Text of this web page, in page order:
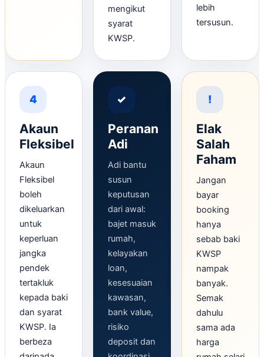
mengikut
syarat
KWSP.
lebih
tersusun.
4
Akaun
Fleksibel
Akaun
Fleksibel
boleh
dikeluarkan
untuk
keperluan
jangka
pendek
tertakluk
kepada baki
dan syarat
KWSP. Ia
berbeza
✓
Peranan
Adi
Adi bantu
susun
keputusan
dari awal:
bajet masuk
rumah,
kelayakan
loan,
kesesuaian
kawasan,
bank value,
risiko
deposit dan
!
Elak
Salah
Faham
Jangan
bayar
booking
hanya
sebab baki
KWSP
nampak
banyak.
Semak
dahulu
sama ada
harga